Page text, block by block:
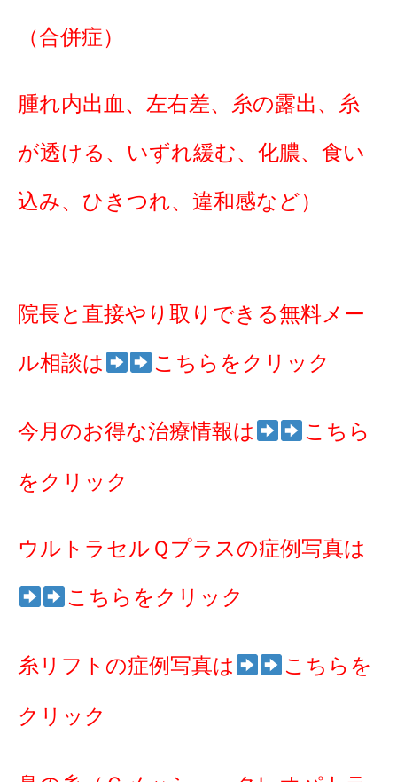
（合併症）
腫れ内出血、左右差、糸の露出、糸
が透ける、いずれ緩む、化膿、食い
込み、ひきつれ、違和感など）
院長と直接やり取りできる無料メー
ル相談は こちらをクリック
今月のお得な治療情報は こちら
をクリック
ウルトラセルＱプラスの症例写真は
こちらをクリック
糸リフトの症例写真は こちらを
クリック